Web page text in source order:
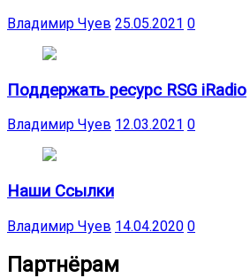
Владимир Чуев 25.05.2021 0
Поддержать ресурс RSG iRadio
Владимир Чуев 12.03.2021 0
Наши Ссылки
Владимир Чуев 14.04.2020 0
Партнёрам